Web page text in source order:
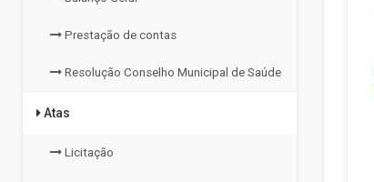
Prestação de contas
Resolução Conselho Municipal de Saúde
Atas
Licitação